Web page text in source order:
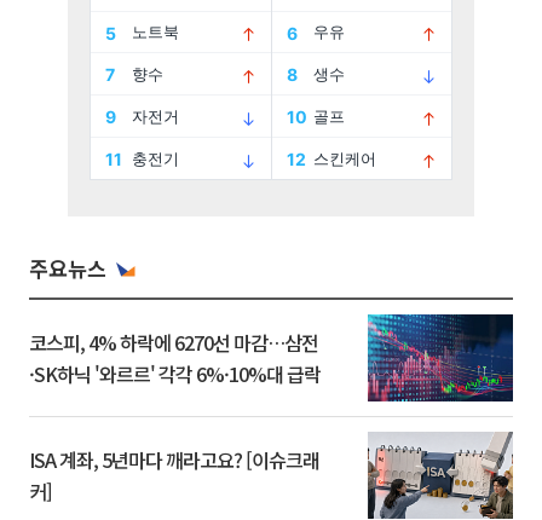
주요뉴스
코스피, 4% 하락에 6270선 마감…삼전
·SK하닉 '와르르' 각각 6%·10%대 급락
ISA 계좌, 5년마다 깨라고요? [이슈크래
커]